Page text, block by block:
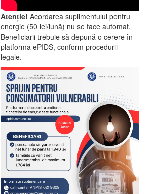
Atenție! Acordarea suplimentului pentru
energie (50 lei/lună) nu se face automat.
Beneficiarii trebuie să depună o cerere în
platforma ePIDS, conform procedurii
legale.